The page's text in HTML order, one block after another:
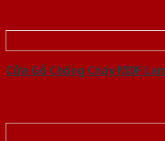
Cửa Gỗ Chống Cháy MDF